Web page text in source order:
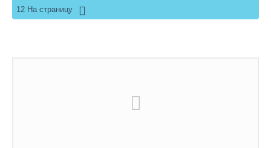
12 На страницу